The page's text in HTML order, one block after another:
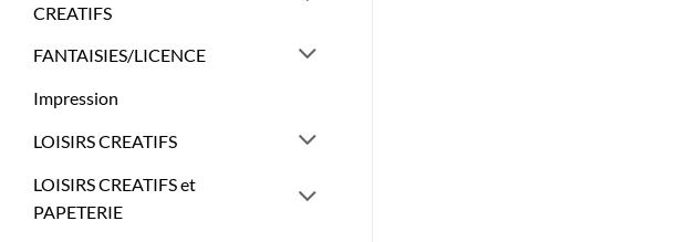
CREATIFS
FANTAISIES/LICENCE
Impression
LOISIRS CREATIFS
LOISIRS CREATIFS et
PAPETERIE